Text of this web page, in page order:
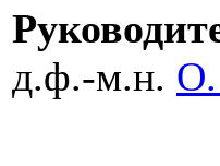
д.ф.-м.н.